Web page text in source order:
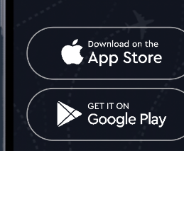
Επικοινωνήστε μαζί μας
Ηνωμένο Βασίλειο: Λονδίνο
Τηλ: +442030340050
info@mobinex.com
Επικοινωνήστε μαζί μας